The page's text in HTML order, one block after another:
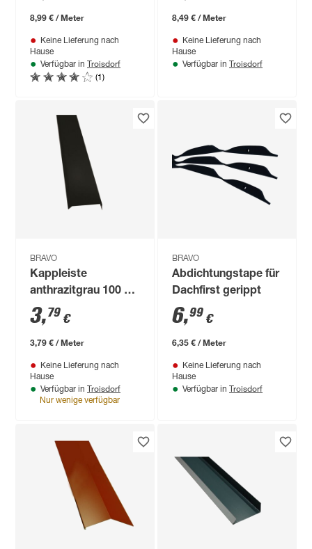
8,99 € / Meter
Keine Lieferung nach
Hause
Verfügbar in Troisdorf
(1)
8,49 € / Meter
Keine Lieferung nach
Hause
Verfügbar in Troisdorf
BRAVO
Kappleiste
anthrazitgrau 100 x
7,4 x 0,04 cm
3,79 €
3,79 € / Meter
Keine Lieferung nach
Hause
Verfügbar in Troisdorf
Nur wenige verfügbar
BRAVO
Abdichtungstape für
Dachfirst gerippt
6,99 €
6,35 € / Meter
Keine Lieferung nach
Hause
Verfügbar in Troisdorf